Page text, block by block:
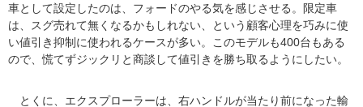
車として設定したのは、フォードのやる気を感じさせる。限定車
は、スグ売れて無くなるかもしれない、という顧客心理を巧みに使
い値引き抑制に使われるケースが多い。このモデルも400台もある
ので、慌てずジックリと商談して値引きを勝ち取るようにしたい。
とくに、エクスプローラーは、右ハンドルが当たり前になった輸